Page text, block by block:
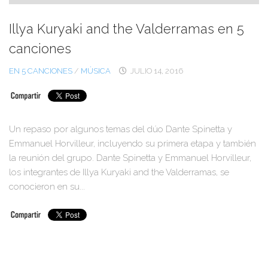
Illya Kuryaki and the Valderramas en 5
canciones
EN 5 CANCIONES / MÚSICA JULIO 14, 2016
Un repaso por algunos temas del dúo Dante Spinetta y
Emmanuel Horvilleur, incluyendo su primera etapa y también
la reunión del grupo. Dante Spinetta y Emmanuel Horvilleur,
los integrantes de Illya Kuryaki and the Valderramas, se
conocieron en su...